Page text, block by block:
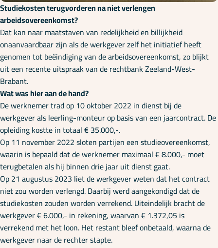
Cursussen
Podcasts
Over ons
Studiekosten terugvorderen na niet verlengen
arbeidsovereenkomst?
Dat kan naar maatstaven van redelijkheid en billijkheid
onaanvaardbaar zijn als de werkgever zelf het initiatief heeft
genomen tot beëindiging van de arbeidsovereenkomst, zo blijkt
uit een recente uitspraak van de rechtbank Zeeland-West-
Brabant.
Wat was hier aan de hand?
De werknemer trad op 10 oktober 2022 in dienst bij de
werkgever als leerling-monteur op basis van een jaarcontract. De
opleiding kostte in totaal € 35.000,-.
Op 11 november 2022 sloten partijen een studieovereenkomst,
waarin is bepaald dat de werknemer maximaal € 8.000,- moet
terugbetalen als hij binnen drie jaar uit dienst gaat.
Op 21 augustus 2023 liet de werkgever weten dat het contract
niet zou worden verlengd. Daarbij werd aangekondigd dat de
studiekosten zouden worden verrekend. Uiteindelijk bracht de
werkgever € 6.000,- in rekening, waarvan € 1.372,05 is
verrekend met het loon. Het restant bleef onbetaald, waarna de
werkgever naar de rechter stapte.